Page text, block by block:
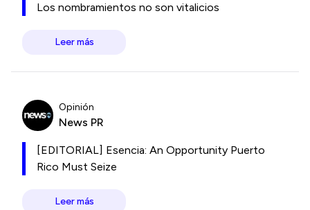
Los nombramientos no son vitalicios
Leer más
Opinión
News PR
[EDITORIAL] Esencia: An Opportunity Puerto
Rico Must Seize
Leer más